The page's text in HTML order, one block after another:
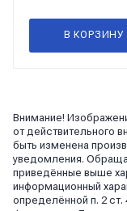
В КОРЗИНУ
Внимание!
от действительного
быть изменена
уведомления.
приведённые выше
информационный
определённой п. 2